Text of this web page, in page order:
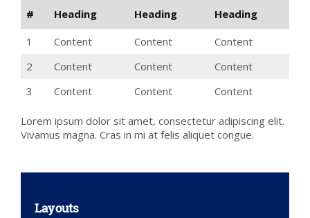
# Heading Heading
Heading
1
Content Content
Content
2
Content Content
Content
3
Content Content Content
Lorem ipsum dolor sit amet, consectetur adipiscing elit.
Vivamus magna. Cras in mi at felis aliquet congue.
Layouts